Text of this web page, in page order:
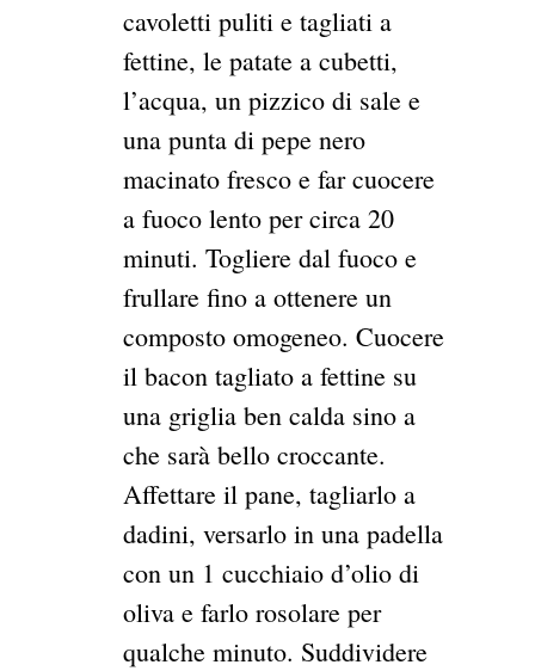
cavoletti puliti e tagliati a
fettine, le patate a cubetti,
l’acqua, un pizzico di sale e
una punta di pepe nero
macinato fresco e far cuocere
a fuoco lento per circa 20
minuti. Togliere dal fuoco e
frullare fino a ottenere un
composto omogeneo. Cuocere
il bacon tagliato a fettine su
una griglia ben calda sino a
che sarà bello croccante.
Affettare il pane, tagliarlo a
dadini, versarlo in una padella
con un 1 cucchiaio d’olio di
oliva e farlo rosolare per
qualche minuto. Suddividere